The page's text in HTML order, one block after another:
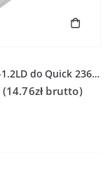
Grot Q-T-1.2LD do Quick 236/706/936A/3104/3102/TS1100
(14.76zł brutto)